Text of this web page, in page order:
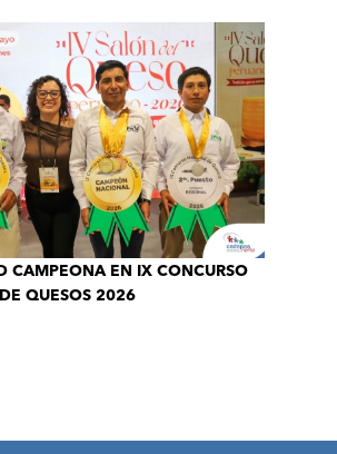
CAMPEONA EN IX CONCURSO
QUESOS 2026